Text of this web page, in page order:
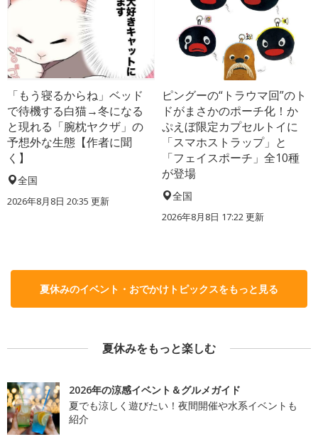
「もう寝るからね」ベッド
で待機する白猫→冬になる
と現れる「腕枕ヤクザ」の
予想外な生態【作者に聞
く】
全国
2026年8月8日 20:35 更新
ピングーの“トラウマ回”のト
ドがまさかのポーチ化！か
ぷえぼ限定カプセルトイに
「スマホストラップ」と
「フェイスポーチ」全10種
が登場
全国
2026年8月8日 17:22更新
夏休みのイベント・おでかけトピックスをもっと見る
夏休みをもっと楽しむ
2026年の涼感イベント＆グルメガイド
夏でも涼しく遊びたい！夜間開催や水系イベントも
紹介